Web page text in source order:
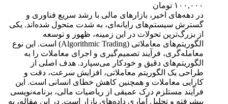
۱۰۰,۰۰۰ تومان
در دهه‌های اخیر، بازارهای مالی با رشد سریع فناوری و
گسترش سیستم‌های رایانه‌ای، به شدت متحول شده‌اند. یکی
از بزرگ‌ترین تحولات در این زمینه، ظهور و توسعه
الگوریتم‌های معاملاتی (Algorithmic Trading) است. این نوع
معامله‌گری، فرآیند تصمیم‌گیری و اجرای معاملات را به
الگوریتم‌های دقیق و خودکار می‌سپارد. هدف اصلی از
طراحی یک الگوریتم معاملاتی، افزایش سرعت، دقت و
کارایی معاملات و همچنین کاهش خطای انسانی است. این
فرآیند مستلزم درک عمیقی از ریاضیات مالی، برنامه‌نویسی
پیشرفته و تحلیل آماری داده‌های بازار است. در این مقاله، به